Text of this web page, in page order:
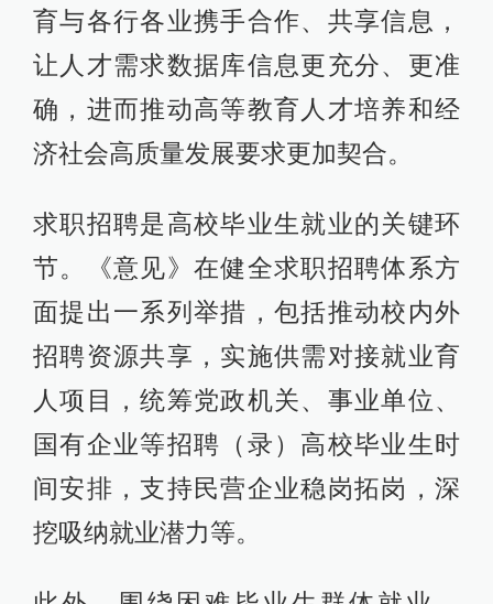
育与各行各业携手合作、共享信息，
让人才需求数据库信息更充分、更准
确，进而推动高等教育人才培养和经
济社会高质量发展要求更加契合。
求职招聘是高校毕业生就业的关键环
节。《意见》在健全求职招聘体系方
面提出一系列举措，包括推动校内外
招聘资源共享，实施供需对接就业育
人项目，统筹党政机关、事业单位、
国有企业等招聘（录）高校毕业生时
间安排，支持民营企业稳岗拓岗，深
挖吸纳就业潜力等。